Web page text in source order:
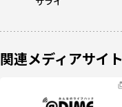
関連メディアサイト